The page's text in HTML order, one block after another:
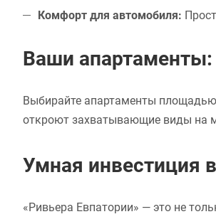
Комфорт для автомобиля:
Ваши
Выбирайте апартаменты площадью
откроют захватывающие виды на
Умная инвестиция
«Ривьера Евпатории» — это не